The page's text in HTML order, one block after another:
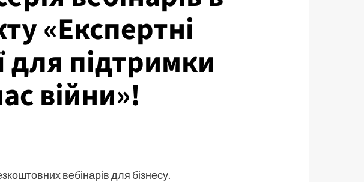
«Експертні
для підтримки
війни»!
вебінарів для бізнесу.